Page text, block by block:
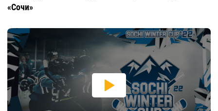
«Сочи»